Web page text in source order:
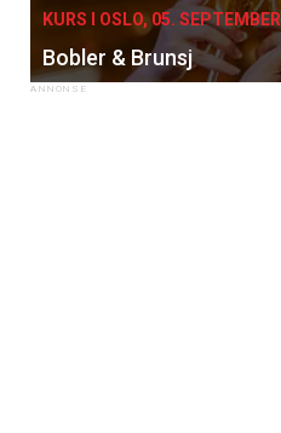
KURS I OSLO, 05. SEPTEMBER
Bobler & Brunsj